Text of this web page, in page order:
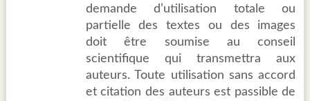
demande d’utilisation totale ou
partielle des textes ou des images
doit être soumise au conseil
scientifique qui transmettra aux
auteurs. Toute utilisation sans accord
et citation des auteurs est passible de